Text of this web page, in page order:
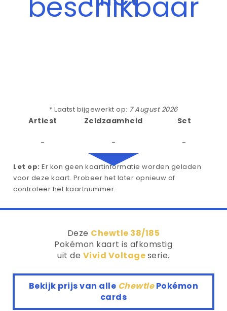
* Laatst bijgewerkt op: 7 August 2026
Artiest
-
Zeldzaamheid
-
Set
-
Let op: Er kon geen kaartinformatie worden geladen
voor deze kaart. Probeer het later opnieuw of
controleer het kaartnummer.
Deze Chewtle 38/185
Pokémon kaart is afkomstig
uit de Vivid Voltageserie.
Bekijk prijs van alle ChewtlePokémon
cards